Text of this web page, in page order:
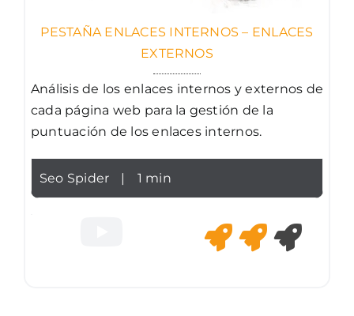
PESTAÑA ENLACES INTERNOS – ENLACES
EXTERNOS
Análisis de los enlaces internos y externos de
cada página web para la gestión de la
puntuación de los enlaces internos.
Seo Spider | 1 min